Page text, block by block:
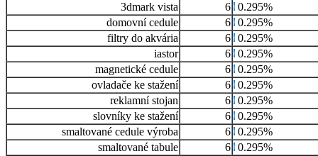
3dmark vista
6 0.295%
domovní cedule
6 0.295%
filtry do akvária
6 0.295%
iastor
6 0.295%
magnetické cedule
6 0.295%
ovladače ke stažení
6 0.295%
reklamní stojan
6 0.295%
slovníky ke stažení
6 0.295%
smaltované cedule výroba
6 0.295%
smaltované tabule
6 0.295%